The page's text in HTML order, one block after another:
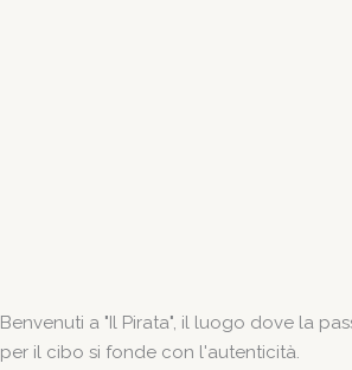
Benvenuti a "Il Pirata", il luogo dove la
per il cibo si fonde con l'autenticità.